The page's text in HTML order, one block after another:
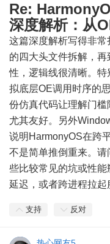
Re:
深度解析：从
这篇深度解析写得非常
的四大头文件拆解，
性，逻辑线很清晰。
拟底层OE调用时序的
份仿真代码让理解门
尤其友好。另外
说明HarmonyOS在跨
不是简单推倒重来。
些比较常见的坑或性
延迟，或者跨进程拉起
支持 反对